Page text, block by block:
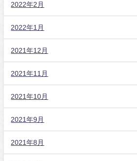
2022年2月
2022年1月
2021年12月
2021年11月
2021年10月
2021年9月
2021年8月